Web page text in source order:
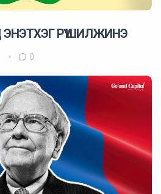
ЭНЭТХЭГ РҮҮ ШИЛЖИНЭ
0